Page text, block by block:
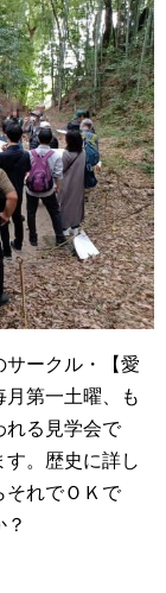
サークル・【愛
第一土曜、も
れる見学会で
。歴史に詳し
それでＯＫで